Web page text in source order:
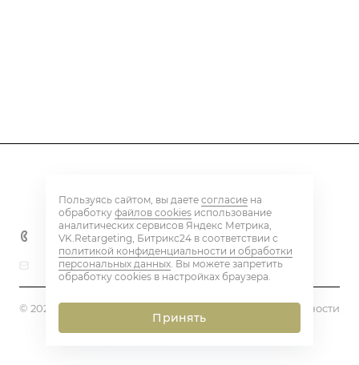
Контакты
+7 800 600 59 18
beton@eq-mail.ru
© 2026 BETON PLANT Политика конфиденциальности
Пользуясь сайтом, вы даете согласие на
обработку файлов cookies использование
аналитических сервисов Яндекс Метрика,
VK.Retargeting, Битрикс24 в соответствии с
политикой конфиденциальности и обработки
персональных данных. Вы можете запретить
обработку cookies в настройках браузера.
Принять